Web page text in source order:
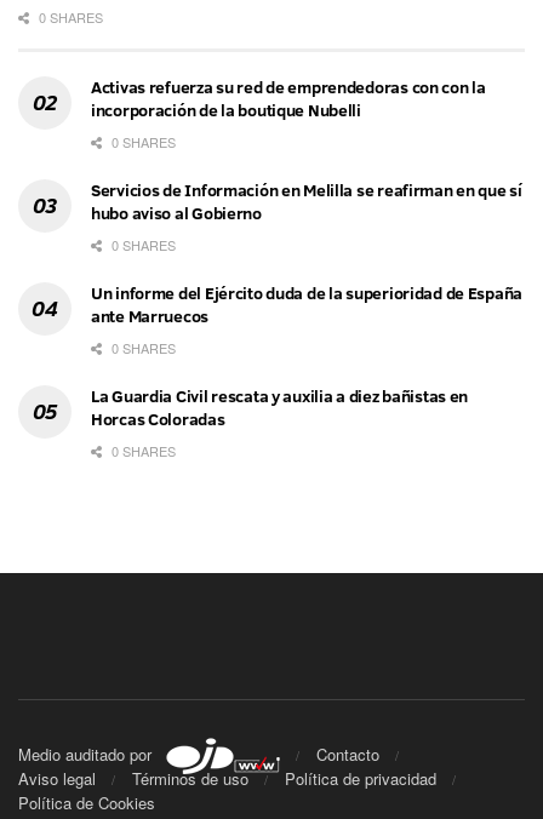
0 SHARES
Activas refuerza su red de emprendedoras con con la
incorporación de la boutique Nubelli
0 SHARES
Servicios de Información en Melilla se reafirman en que sí
hubo aviso al Gobierno
0 SHARES
Un informe del Ejército duda de la superioridad de España
ante Marruecos
0 SHARES
La Guardia Civil rescata y auxilia a diez bañistas en
Horcas Coloradas
0 SHARES
Medio auditado por
Contacto
Aviso legal
Términos de uso
Política de privacidad
Política de Cookies